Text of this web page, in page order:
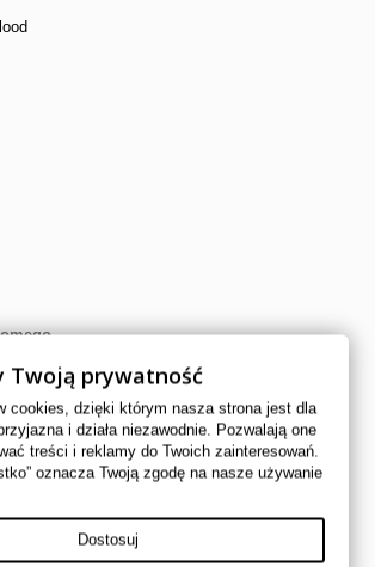
Twoją prywatność
cookies, dzięki którym nasza strona jest dla
i działa niezawodnie. Pozwalają one
treści i reklamy do Twoich zainteresowań.
oznacza Twoją zgodę na nasze używanie
Dostosuj